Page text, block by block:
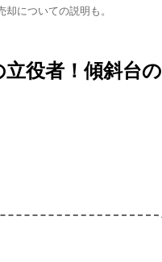
についての説明も。
役者！傾斜台の